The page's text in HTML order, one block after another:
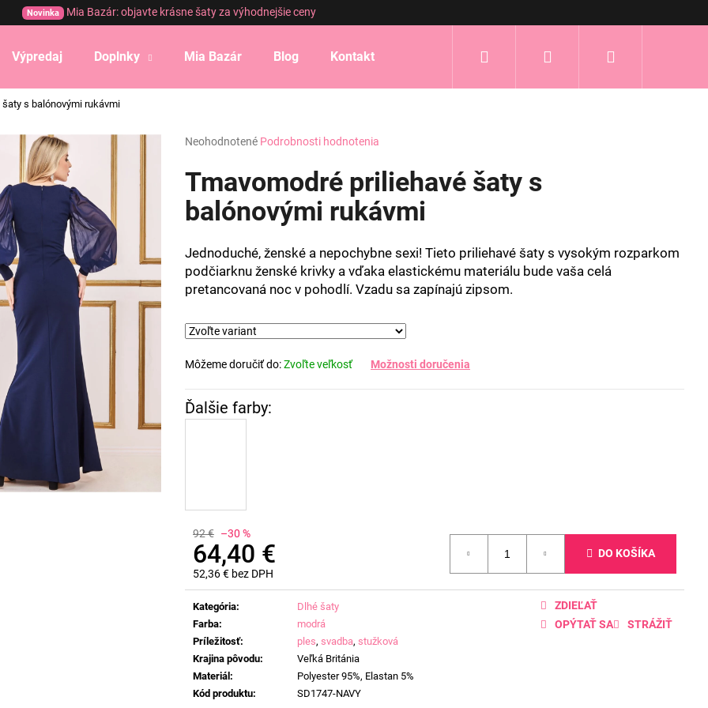
Novinka Mia Bazár: objavte krásne šaty za výhodnejšie ceny
Výpredaj Doplnky Mia Bazár Blog Kontakt Prihlásenie
s balónovými rukávmi
Priemerné
produktu
0,0
z
hviezdičiek.
Neohodnotené Podrobnosti hodnotenia
Tmavomodré priliehavé šaty s
balónovými rukávmi
Jednoduché, ženské a nepochybne sexi! Tieto priliehavé šaty s vysokým rozparkom
podčiarknu ženské krivky a vďaka elastickému materiálu bude vaša celá
pretancovaná noc v pohodlí. Vzadu sa zapínajú zipsom.
Môžeme doručiť do:Zvoľte veľkosť Možnosti doručenia
92 € –30 %
64,40 €
52,36 € bez DPH
Jednotková
cena:
DO KOŠÍKA
Kategória:
Dlhé šaty
Farba:
modrá
Príležitosť: ples, svadba, stužková
Krajina pôvodu:
Veľká Británia
Materiál:
Polyester 95%, Elastan 5%
Kód produktu: SD1747-NAVY
OPÝTAŤ SA STRÁŽIŤ
ZDIEĽAŤ
Čo potrebujete nájsť?
HĽADAŤ
Odporúčame